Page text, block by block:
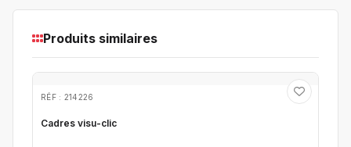
Produits similaires
RÉF : 214226
Cadres visu-clic